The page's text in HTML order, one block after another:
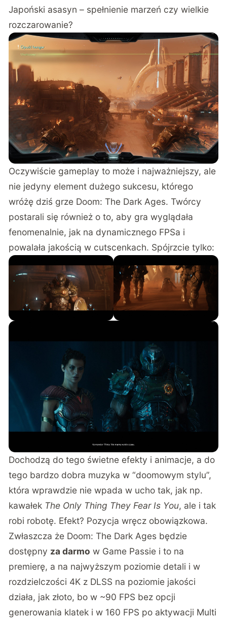
Japoński asasyn – spełnienie marzeń czy wielkie
rozczarowanie?
Oczywiście gameplay to może i najważniejszy, ale
nie jedyny element dużego sukcesu, którego
wróżę dziś grze Doom: The Dark Ages. Twórcy
postarali się również o to, aby gra wyglądała
fenomenalnie, jak na dynamicznego FPSa i
powalała jakością w cutscenkach. Spójrzcie tylko:
Dochodzą do tego świetne efekty i animacje, a do
tego bardzo dobra muzyka w “doomowym stylu”,
która wprawdzie nie wpada w ucho tak, jak np.
kawałek The Only Thing They Fear Is You, ale i tak
robi robotę. Efekt? Pozycja wręcz obowiązkowa.
Zwłaszcza że Doom: The Dark Ages będzie
dostępny za darmo w Game Passie i to na
premierę, a na najwyższym poziomie detali i w
rozdzielczości 4K z DLSS na poziomie jakości
działa, jak złoto, bo w ~90 FPS bez opcji
generowania klatek i w 160 FPS po aktywacji Multi